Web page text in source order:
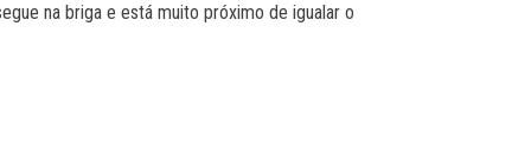
na briga e está muito próximo de igualar o